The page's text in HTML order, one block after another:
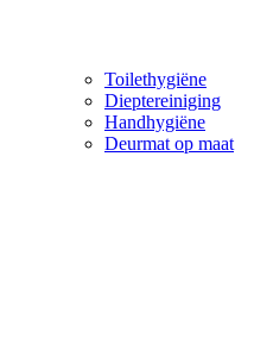
Toilethygiëne
Dieptereiniging
Handhygiëne
Deurmat op maat